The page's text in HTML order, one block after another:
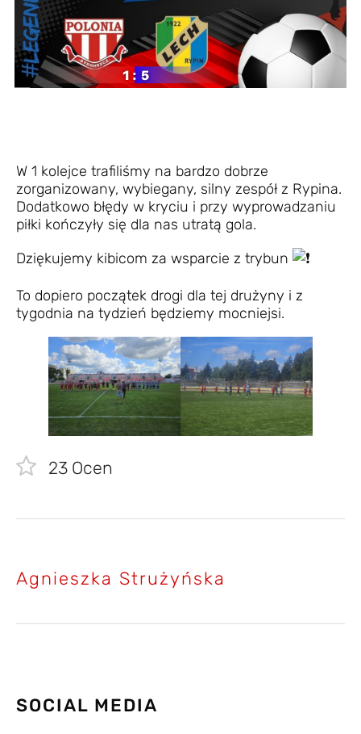
W 1 kolejce trafiliśmy na bardzo dobrze
zorganizowany, wybiegany, silny zespół z Rypina.
Dodatkowo błędy w kryciu i przy wyprowadzaniu
piłki kończyły się dla nas utratą gola.
Dziękujemy kibicom za wsparcie z trybun
To dopiero początek drogi dla tej drużyny i z
tygodnia na tydzień będziemy mocniejsi.
23 Ocen
Agnieszka Strużyńska
SOCIAL MEDIA